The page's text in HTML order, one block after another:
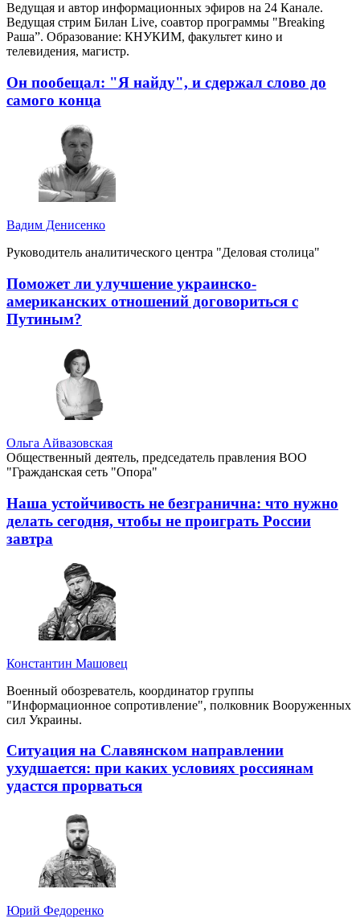
Ведущая и автор информационных эфиров на 24 Канале.
Ведущая стрим Билан Live, соавтор программы "Breaking
Раша”. Образование: КНУКИМ, факультет кино и
телевидения, магистр.
Он пообещал: "Я найду", и сдержал слово до
самого конца
Вадим Денисенко
Руководитель аналитического центра "Деловая столица"
Поможет ли улучшение украинско-
американских отношений договориться с
Путиным?
Ольга Айвазовская
Общественный деятель, председатель правления ВОО
"Гражданская сеть "Опора"
Наша устойчивость не безгранична: что нужно
делать сегодня, чтобы не проиграть России
завтра
Константин Машовец
Военный обозреватель, координатор группы
"Информационное сопротивление", полковник Вооруженных
сил Украины.
Ситуация на Славянском направлении
ухудшается: при каких условиях россиянам
удастся прорваться
Юрий Федоренко